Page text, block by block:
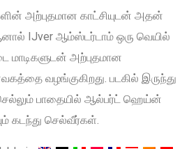
அற்புதமான காட்சியுடன் அதன்
IJver ஆம்ஸ்டர்டாம் ஒரு வெயில்
மாடிகளுடன் அற்புதமான
வழங்குகிறது. படகில் இருந்து
பாதையில் ஆல்பர்ட் ஹெய்ன்
கடந்து செல்வீர்கள்.